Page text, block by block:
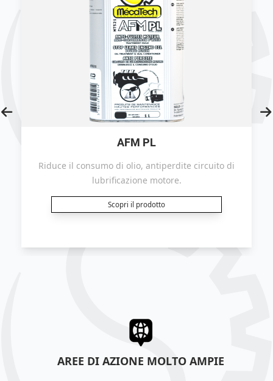
AFM PL
Riduce il consumo di olio, antiperdite circuito di
lubrificazione motore.
Scopri il prodotto
AREE DI AZIONE MOLTO AMPIE